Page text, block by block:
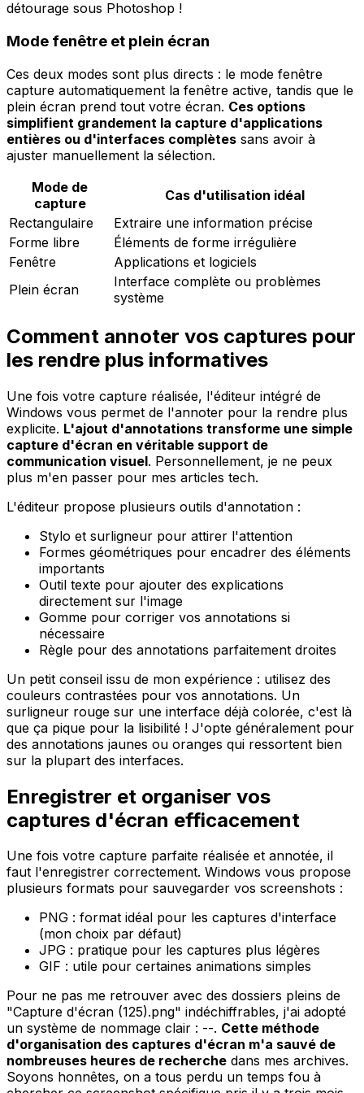
détourage sous Photoshop !
Mode fenêtre et plein écran
Ces deux modes sont plus directs : le mode fenêtre
capture automatiquement la fenêtre active, tandis que le
plein écran prend tout votre écran. Ces options
simplifient grandement la capture d'applications
entières ou d'interfaces complètes sans avoir à
ajuster manuellement la sélection.
Mode de
capture
Cas d'utilisation idéal
Rectangulaire
Extraire une information précise
Forme libre
Éléments de forme irrégulière
Fenêtre
Applications et logiciels
Plein écran
Interface complète ou problèmes
système
Comment annoter vos captures pour
les rendre plus informatives
Une fois votre capture réalisée, l'éditeur intégré de
Windows vous permet de l'annoter pour la rendre plus
explicite. L'ajout d'annotations transforme une simple
capture d'écran en véritable support de
communication visuel. Personnellement, je ne peux
plus m'en passer pour mes articles tech.
L'éditeur propose plusieurs outils d'annotation :
Stylo et surligneur pour attirer l'attention
Formes géométriques pour encadrer des éléments
importants
Outil texte pour ajouter des explications
directement sur l'image
Gomme pour corriger vos annotations si
nécessaire
Règle pour des annotations parfaitement droites
Un petit conseil issu de mon expérience : utilisez des
couleurs contrastées pour vos annotations. Un
surligneur rouge sur une interface déjà colorée, c'est là
que ça pique pour la lisibilité ! J'opte généralement pour
des annotations jaunes ou oranges qui ressortent bien
sur la plupart des interfaces.
Enregistrer et organiser vos
captures d'écran efficacement
Une fois votre capture parfaite réalisée et annotée, il
faut l'enregistrer correctement. Windows vous propose
plusieurs formats pour sauvegarder vos screenshots :
PNG : format idéal pour les captures d'interface
(mon choix par défaut)
JPG : pratique pour les captures plus légères
GIF : utile pour certaines animations simples
Pour ne pas me retrouver avec des dossiers pleins de
"Capture d'écran (125).png" indéchiffrables, j'ai adopté
un système de nommage clair : --. Cette méthode
d'organisation des captures d'écran m'a sauvé de
nombreuses heures de recherche dans mes archives.
Soyons honnêtes, on a tous perdu un temps fou à